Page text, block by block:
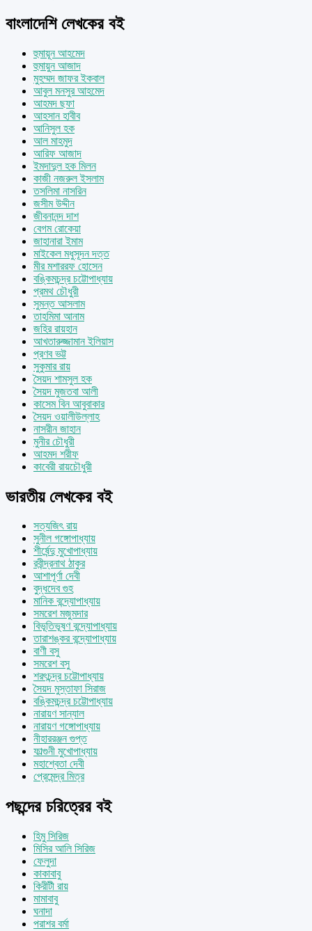
বাংলাদেশি লেখকের বই
হুমায়ূন আহমেদ
হুমায়ুন আজাদ
মুহম্মদ জাফর ইকবাল
আবুল মনসুর আহমেদ
আহমদ ছফা
আহসান হাবীব
আনিসুল হক
আল মাহমুদ
আরিফ আজাদ
ইমদাদুল হক মিলন
কাজী নজরুল ইসলাম
তসলিমা নাসরিন
জসীম উদ্দীন
জীবনানন্দ দাশ
বেগম রোকেয়া
জাহানারা ইমাম
মাইকেল মধুসূদন দত্ত
মীর মশাররফ হোসেন
বঙ্কিমচন্দ্র চট্টোপাধ্যায়
প্রমথ চৌধুরী
সুমন্ত আসলাম
তাহমিমা আনাম
জহির রায়হান
আখতারুজ্জামান ইলিয়াস
প্রণব ভট্ট
সুকুমার রায়
সৈয়দ শামসুল হক
সৈয়দ মুজতবা আলী
কাসেম বিন আবুবাকার
সৈয়দ ওয়ালীউল্লাহ
নাসরীন জাহান
মুনীর চৌধুরী
আহমদ শরীফ
কাবেরী রায়চৌধুরী
ভারতীয় লেখকের বই
সত্যজিৎ রায়
সুনীল গঙ্গোপাধ্যায়
শীর্ষেন্দু মুখোপাধ্যায়
রবীন্দ্রনাথ ঠাকুর
আশাপূর্ণা দেবী
বুদ্ধদেব গুহ
মানিক বন্দ্যোপাধ্যায়
সমরেশ মজুমদার
বিভূতিভূষণ বন্দ্যোপাধ্যায়
তারাশঙ্কর বন্দ্যোপাধ্যায়
বাণী বসু
সমরেশ বসু
শরৎচন্দ্র চট্টোপাধ্যায়
সৈয়দ মুস্তাফা সিরাজ
বঙ্কিমচন্দ্র চট্টোপাধ্যায়
নারায়ণ সান্যাল
নারায়ণ গঙ্গোপাধ্যায়
নীহাররঞ্জন গুপ্ত
ফাল্গুনী মুখোপাধ্যায়
মহাশ্বেতা দেবী
প্রেমেন্দ্র মিত্র
পছন্দের চরিত্রের বই
হিমু সিরিজ
মিসির আলি সিরিজ
ফেলুদা
কাকাবাবু
কিরীটী রায়
মামাবাবু
ঘনাদা
পরাশর বর্মা